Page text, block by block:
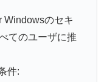
Windowsのセキ
てのユーザに推
件: